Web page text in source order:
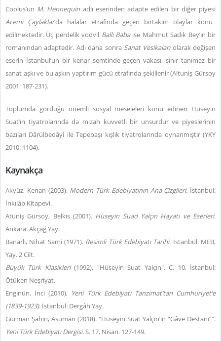
Coolus’un M. Hennequin adlı eserinden adapte edilen bir diğer piyesi
Acemi Çaylaklar’da halalar etrafında geçen birtakım olaylar konu
edilmektedir. Üç perdelik vodvil Ballı Baba ise Mahmut Sadık Bey’in bir
romanından adaptedir. Adı daha sonra Sanat Vesikaları olarak değişen
eserin İstanbul’un bir kenar semtinde geçen vakası, sınır tanımaz bir
sanat aşkı ve bu aşkın yaptırım gücü etrafında şekillenir (Altuniş Gürsoy
2001: 187-231).
Toplumda gördüğü önemli sosyal meseleleri konu edinen Hüseyin
Suat’ın tiyatrolarında da mizah kuvvetli bir unsurdur ve piyeslerinin
bazıları Dârülbedâyi ile Tepebaşı kışlık tiyatrolarında oynanmıştır (YKY
2010: 1104).
Kaynakça
Akyüz, Kenan (2003). Modern Türk Edebiyatının Ana Çizgileri. İstanbul:
İnkılâp Kitapevi.
Atuniş Gürsoy, Belkıs (2001). Hüseyin Suad Yalçın Hayatı ve Eserleri.
Ankara: Akçağ Yay.
Banarlı, Nihat Sami (1971). Resimli Türk Edebiyatı Tarihi. İstanbul: MEB,
Yay. 2 Cilt.
Büyük Türk Klasikleri(1992). "Hüseyin Suat Yalçın". C. 10, İstanbul:
Ötüken Neşriyat.
Enginün, İnci (2010), Yeni Türk Edebiyatı Tanzimat’tan Cumhuriyet’e
(1839-1923). İstanbul: Dergâh Yay.
Gürman Şahin, Asuman (2018). "Hüseyin Suat Yalçın’ın “Gâve Destanı”".
Yeni Türk Edebiyatı Dergisi.S. 17, Nisan. 127-149.